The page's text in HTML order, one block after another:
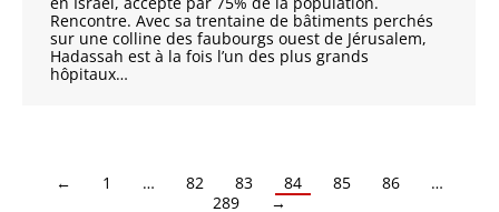
Rencontre. Avec sa trentaine de bâtiments perchés
sur une colline des faubourgs ouest de Jérusalem,
Hadassah est à la fois l’un des plus grands
hôpitaux…
← 1 … 82 83 84 85 86
…
289
→